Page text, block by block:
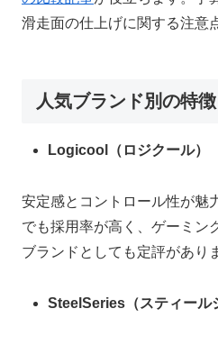
滑走面の仕上げに関する注意
人気ブランド別の特
Logicool（ロジクール）
安定感とコントロール性が魅
でも採用率が高く、ゲーミン
ブランドとしても定評があり
SteelSeries（スティール